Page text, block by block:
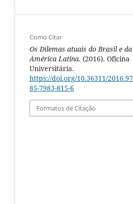
Como Citar
Os Dilemas atuais do Brasil e da
América Latina. (2016). Oficina
Universitária.
https://doi.org/10.36311/
85-7983-815-6
Formatos de Citação